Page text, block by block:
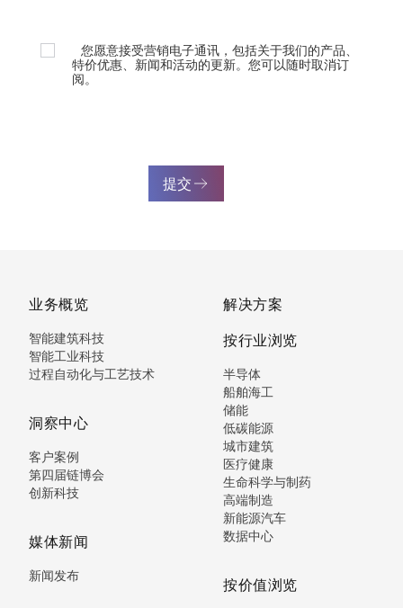
您愿意接受营销电子通讯，包括关于我们的产品、
特价优惠、新闻和活动的更新。您可以随时取消订
阅。
提交
业务概览
智能建筑科技
智能工业科技
过程自动化与工艺技术
洞察中心
客户案例
第四届链博会
创新科技
媒体新闻
新闻发布
解决方案
按行业浏览
半导体
船舶海工
储能
低碳能源
城市建筑
医疗健康
生命科学与制药
高端制造
新能源汽车
数据中心
按价值浏览